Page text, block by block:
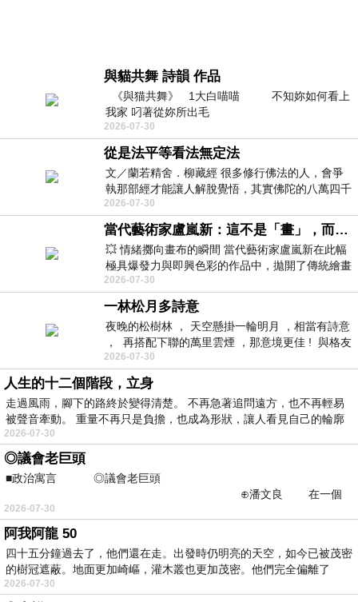
與貓共舞 詩韻 作品
《與猫共舞》 1大白喵喵 不知妳如何看上
我家 叼著從妳所出毛
2026-07-30
從是法平等看法無定法
文／蘭若精舍．柳藏經 很多修行佛法的人，會爭
執那部經才能讓人解脫覺悟，其實佛陀的八萬四千
法門，都是覺悟之道，覺悟有遲速
2026-07-30
當代藝術家盧嵐新：這不是「畫」，而是情緒擲向畫布的瞬間，映照你內心的靈魂鏡像
💥 情緒擲向畫布的瞬間 當代藝術家盧嵐新在此幅
極具爆發力與即興色彩的作品中，拋開了傳統繪畫
的框架，將瞬間凝聚的情感直接釋放在畫
2026-07-30
一林松月多詩意
夜晚的松樹林 ， 天空懸掛一輪明月 ，相當有詩意
， 再搭配下聯的萬里雲煙 ，那意境更佳 ! 與格友
分享這對聯
2026-07-30
人生的十二個階段，立身
走過風雨，腳下的路終於變得清楚。 不再急著追問遠方，也不再輕易
被聲音牽動。 重量不再只是負擔，也成為形狀，讓人看見自己的輪廓
2026-07-30
◎議會老巨頭
■政治寓言 ◎議會老巨頭
⊕潘文良 在一個
多黨制的聯邦議會中，有幾
2026-07-30
阿我阿龍 50
四十五分鐘過去了，他們還在走。出發時仍明亮的天空，如今已被茂密
的樹冠遮蔽。地面更加崎嶇，灌木叢也更加茂密。他們完全偏離了
2026-07-30